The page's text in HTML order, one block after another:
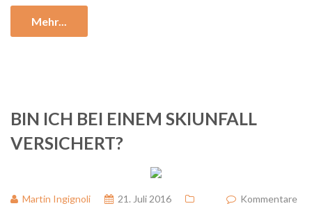
Mehr...
BIN ICH BEI EINEM SKIUNFALL
VERSICHERT?
Martin Ingignoli 21. Juli 2016
Kommentare